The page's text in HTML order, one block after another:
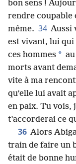
bon sens !
rendre coupable
même. 34 Aussi
est vivant, lui qui
ces hommes *
morts avant
vite à ma
qu’elle lui avait
en paix. Tu vois,
t’accorderai ce
36 Alors
train de faire un
était de bonne